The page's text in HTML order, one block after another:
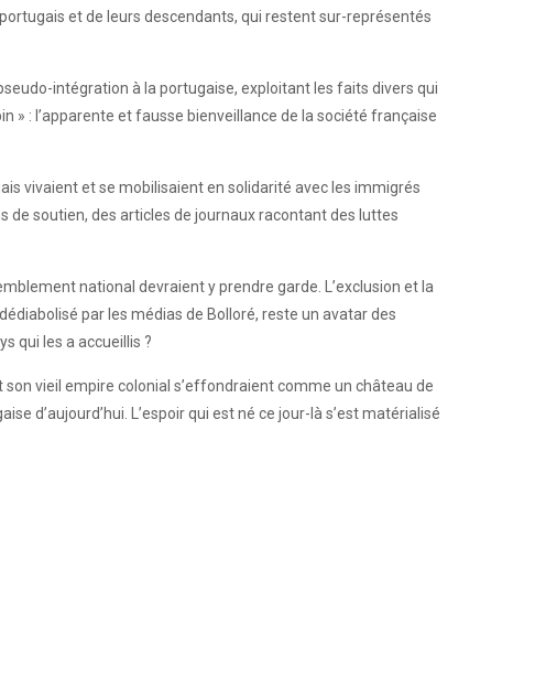
et de leurs descendants, qui restent sur-représentés
intégration à la portugaise, exploitant les faits divers qui
» : l’apparente et fausse bienveillance de la société française
vivaient et se mobilisaient en solidarité avec les immigrés
de soutien, des articles de journaux racontant des luttes
national devraient y prendre garde. L’exclusion et la
par les médias de Bolloré, reste un avatar des
qui les a accueillis ?
son vieil empire colonial s’effondraient comme un château de
d’aujourd’hui. L’espoir qui est né ce jour-là s’est matérialisé